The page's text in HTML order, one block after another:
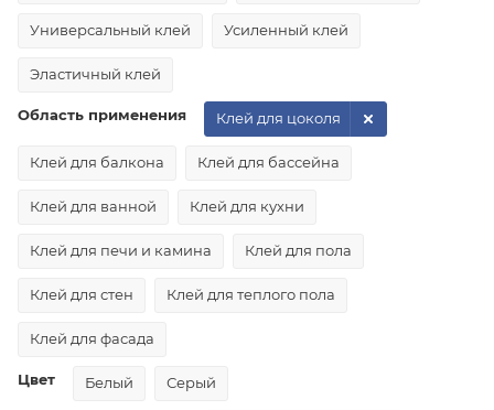
Универсальный клей Усиленный клей
Эластичный клей
Область применения
Клей для балкона Клей для бассейна
Клей для ванной Клей для кухни
Клей для печи и камина Клей для пола
Клей для стен Клей для теплого пола
Клей для фасада
Клей для цоколя
Цвет Белый Серый